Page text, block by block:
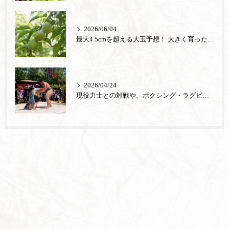
2026/06/04
最大4.5cmを超える大玉予想！ 大きく育った「城州白」の梅狩りが6月13日から始まります
2026/04/24
現役力士との対戦や、ボクシング・ラグビー・和菓子づくり体験も！こどもが主役の『端午の節句まつり』を5月2日から5月6日まで開催します